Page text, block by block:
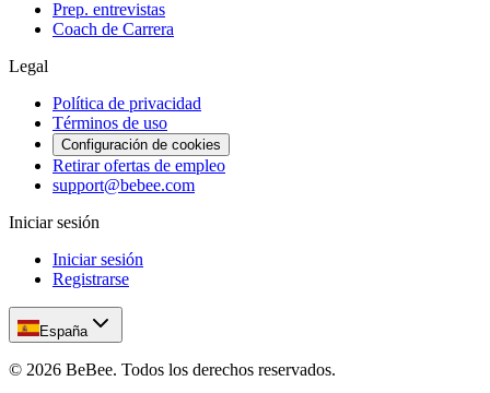
Prep. entrevistas
Coach de Carrera
Legal
Política de privacidad
Términos de uso
Configuración de cookies
Retirar ofertas de empleo
support@bebee.com
Iniciar sesión
Iniciar sesión
Registrarse
España
© 2026 BeBee. Todos los derechos reservados.